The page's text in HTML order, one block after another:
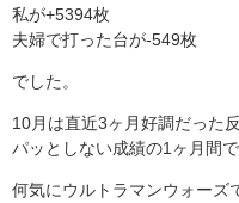
私が+5394枚
夫婦で打った台が-549枚
でした。
10月は直近3ヶ月好調だった反
パッとしない成績の1ヶ月間
何気にウルトラマンウォーズ